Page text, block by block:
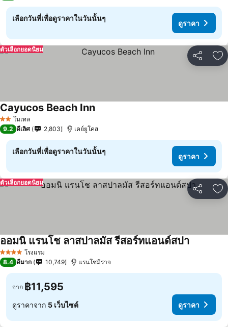
เลือกวันที่เพื่อดูราคาในวันนั้นๆ
ดูราคา
แชร์ เ
ตัวเลือกยอดนิยม
2 ดาวโมเทล
Cayucos Beach Inn
9.2 ดีเลิศ 2,803 เคย์ยูโคส
เลือกวันที่เพื่อดูราคาในวันนั้นๆ
ดูราคา
แชร์ เ
ตัวเลือกยอดนิยม
4 ดาว โรงแรม
ออมนิ แรนโช ลาสปาลมัส รีสอร์ทแอนด์สปา
8.4 ดีมาก 10,749 แรนโชมีราจ
จาก ฿11,595
ดูราคาจาก 5 เว็บไซต์ ดูราคา